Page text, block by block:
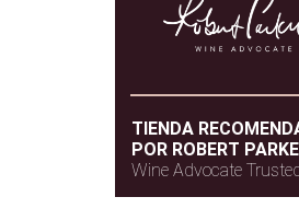
TIENDA
POR ROBERT
Wine Advocate